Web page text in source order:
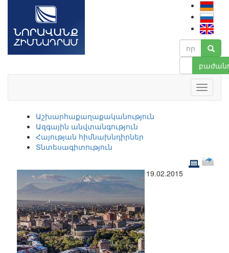
Աշխարհաքաղաքականություն
Ազգային անվտանգություն
Հայության հիմնախնդիրներ
Տնտեսագիտություն
19.02.2015